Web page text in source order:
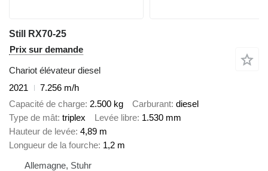
Still RX70-25
Prix sur demande
Chariot élévateur diesel
2021
7.256 m/h
Capacité de charge 2.500 kg Carburant diesel
Type de mât triplex Levée libre 1.530 mm
Hauteur de levée 4,89 m
Longueur de la fourche 1,2 m
Allemagne, Stuhr